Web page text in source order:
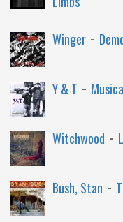
Winger -
Y & T -
Witchwood -
Bush, Stan -